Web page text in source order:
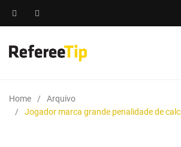
Home
Arquivo
Jogador marca grande penalidade de